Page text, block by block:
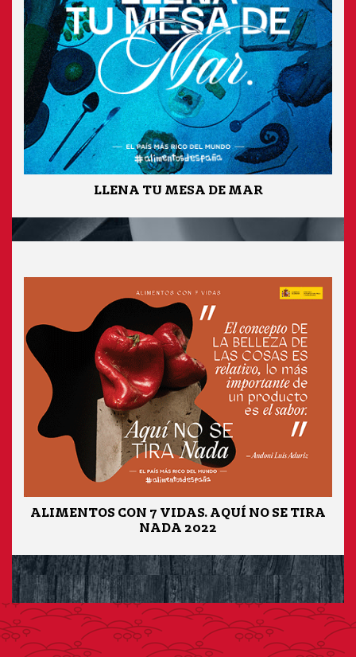
LLENA TU MESA DE MAR
ALIMENTOS CON 7 VIDAS. AQUÍ NO SE TIRA
NADA 2022